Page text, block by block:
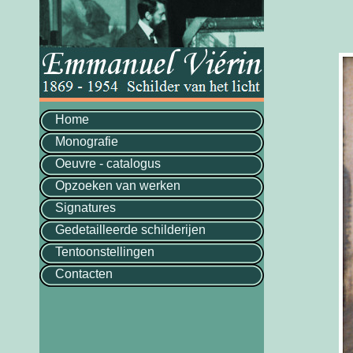
Home
Monografie
Oeuvre - catalogus
Opzoeken van werken
Signatures
Gedetailleerde schilderijen
Tentoonstellingen
Contacten